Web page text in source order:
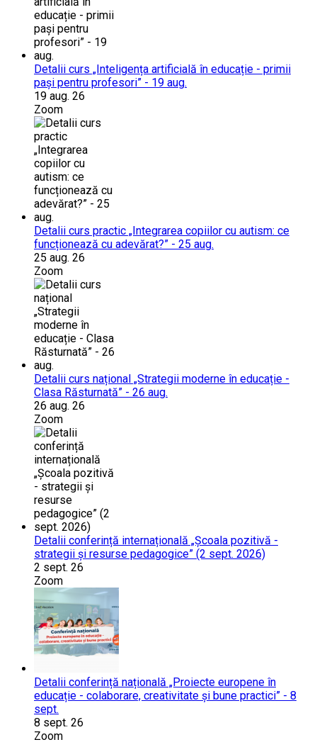
Detalii curs „Inteligența artificială în educație - primii
pași pentru profesori” - 19 aug.
19 aug. 26
Zoom
Detalii curs practic „Integrarea copiilor cu autism: ce
funcționează cu adevărat?” - 25 aug.
25 aug. 26
Zoom
Detalii curs național „Strategii moderne în educație -
Clasa Răsturnată” - 26 aug.
26 aug. 26
Zoom
Detalii conferință internațională „Școala pozitivă -
strategii și resurse pedagogice” (2 sept. 2026)
2 sept. 26
Zoom
Detalii conferință națională „Proiecte europene în
educație - colaborare, creativitate și bune practici” - 8
sept.
8 sept. 26
Zoom